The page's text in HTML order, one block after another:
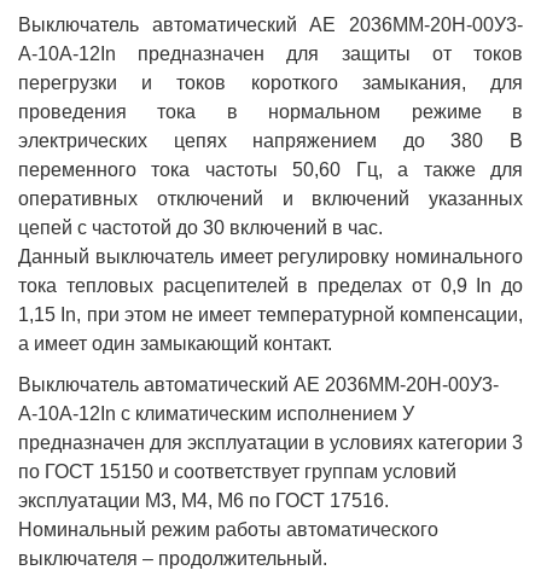
Выключатель автоматический АЕ 2036ММ-20Н-00У3-
А-10А-12In предназначен для защиты от токов
перегрузки и токов короткого замыкания, для
проведения тока в нормальном режиме в
электрических цепях напряжением до 380 В
переменного тока частоты 50,60 Гц, а также для
оперативных отключений и включений указанных
цепей с частотой до 30 включений в час.
Данный выключатель имеет регулировку номинального
тока тепловых расцепителей в пределах от 0,9 In до
1,15 In, при этом не имеет температурной компенсации,
а имеет один замыкающий контакт.
Выключатель автоматический АЕ 2036ММ-20Н-00У3-
А-10А-12In с климатическим исполнением У
предназначен для эксплуатации в условиях категории 3
по ГОСТ 15150 и соответствует группам условий
эксплуатации М3, М4, М6 по ГОСТ 17516.
Номинальный режим работы автоматического
выключателя – продолжительный.